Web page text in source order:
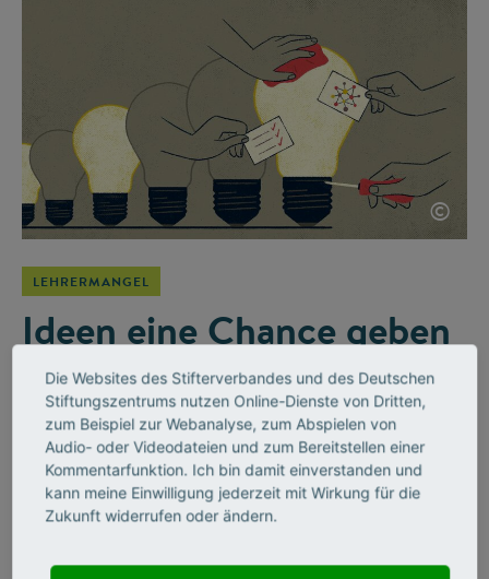
©
LEHRERMANGEL
Ideen eine Chance geben
Die Mathematikerin Kristina Reiss begleitet den Stifterverband
bei der Initiative Wirkung hoch 100 als Beiratsmitglied. Ein
Gespräch darüber, wie Schulen auf die Herausforderungen
von der digitalen Revolution bis zum Klimawandel reagieren –
und warum sie darin eine enge Verbindung zur
Stifterverbands-Initiative sieht.
Die Websites des Stifterverbandes und des Deutschen
Stiftungszentrums nutzen Online-Dienste von Dritten,
zum Beispiel zur Webanalyse, zum Abspielen von
Audio- oder Videodateien und zum Bereitstellen einer
Kommentarfunktion. Ich bin damit einverstanden und
kann meine Einwilligung jederzeit mit Wirkung für die
Zukunft widerrufen oder ändern.